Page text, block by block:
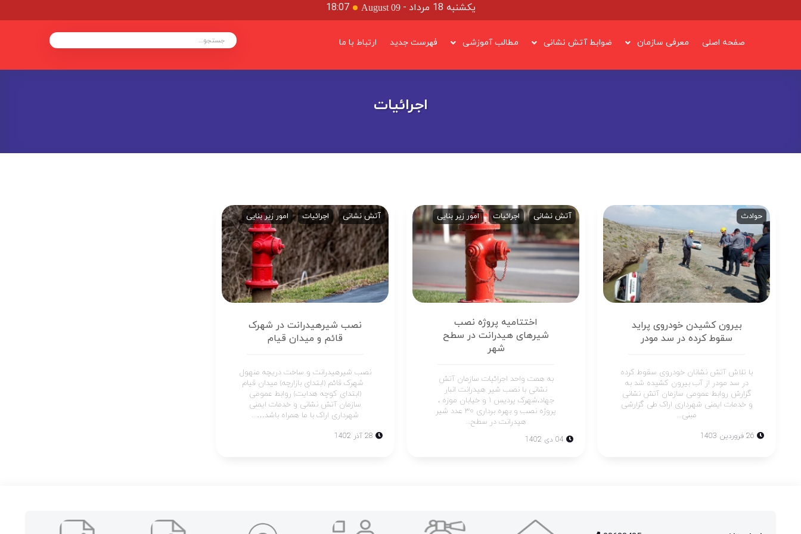
یکشنبه 18 مرداد -
August 09
18:07
صفحه اصلی معرفی سازمان ضوابط آتش نشانی مطالب آموزشی فهرست جدید ارتباط با ما
اجرائیات
حوادث
بیرون کشیدن خودروی پراید
سقوط کرده در سد مودر
با تلاش آتش نشانان خودروی سقوط کرده
در سد مودر از آب بیرون کشیده شد به
گزارش روابط عمومی سازمان آتش نشانی
و خدمات ایمنی شهرداری اراک طی گزارشی
مبنی...
آتش نشانی اجرائیات امور زیر بنایی
اختتامیه پروژه نصب
شیرهای هیدرانت در سطح
شهر
به همت واحد اجرائیات سازمان آتش
نشانی با نصب شیر هیدرانت انبار
جهاد،شهرک پردیس ۱ و خیابان موزه ،
پروژه نصب و بهره برداری ۳۰ عدد شیر
هیدرانت در سطح...
آتش نشانی اجرائیات امور زیر بنایی خدمات
نصب شیرهیدرانت در شهرک
قائم و میدان قیام
نصب شیرهیدرانت و ساخت دریچه منهول
شهرک قائم (ابتدای بازارچه) میدان قیام
(ابتدای کوچه هدایت) روابط عمومی
سازمان آتش نشانی و خدمات ایمنی
شهرداری اراک با ما همراه باشد…...